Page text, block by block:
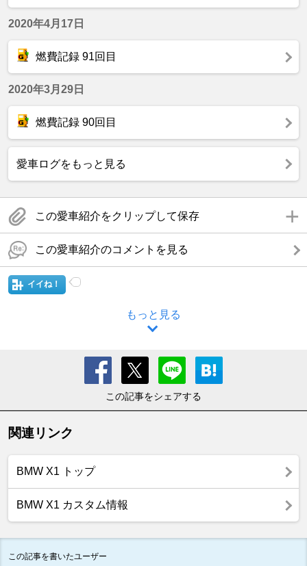
2020年4月17日
燃費記録 91回目
2020年3月29日
燃費記録 90回目
愛車ログをもっと見る
この愛車紹介をクリップして保存
この愛車紹介のコメントを見る
イイね！
もっと見る
この記事をシェアする
関連リンク
BMW X1 トップ
BMW X1 カスタム情報
この記事を書いたユーザー